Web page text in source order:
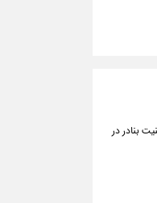
بنادر در